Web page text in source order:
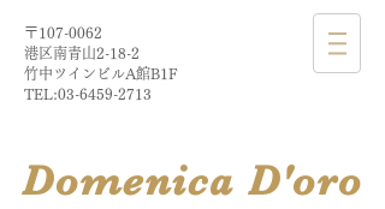
〒107-0062
港区南青山2-18-2​
​竹中ツインビルA館B1F
TEL:03-6459-2713
​DomenicaD'oro